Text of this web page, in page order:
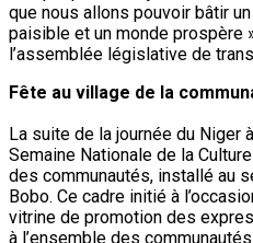
La suite de la journée du Niger
Semaine Nationale de la
Bobo. Ce cadre initié à
à l’ensemble des
les étrangers) vivant au
représentées sur ce site dont
étrangers. Le Niger pays invité
édition de la Semaine
au sein du village avec une